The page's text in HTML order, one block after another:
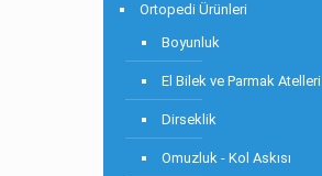
Ortopedi Ürünleri
Boyunluk
El Bilek ve Parmak Atelleri
Dirseklik
Omuzluk - Kol Askısı